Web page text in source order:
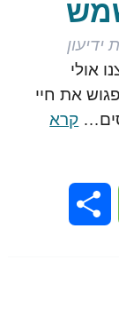
ידיעון
אולי
את חיי
קרא
Message